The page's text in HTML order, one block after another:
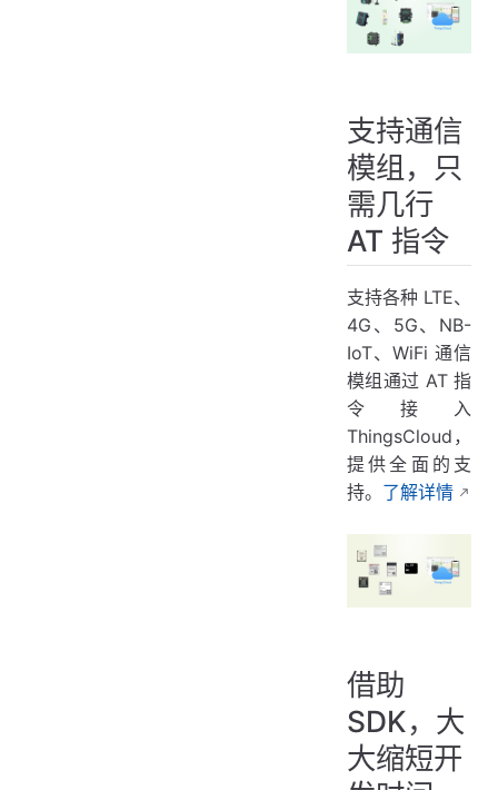
支持通信
模组，只
需几行
AT 指令
支持各种 LTE、
4G、5G、NB-
IoT、WiFi 通信
模组通过 AT 指
令接入
ThingsCloud，
提供全面的支
持。 了解详情
借助
SDK，大
大缩短开